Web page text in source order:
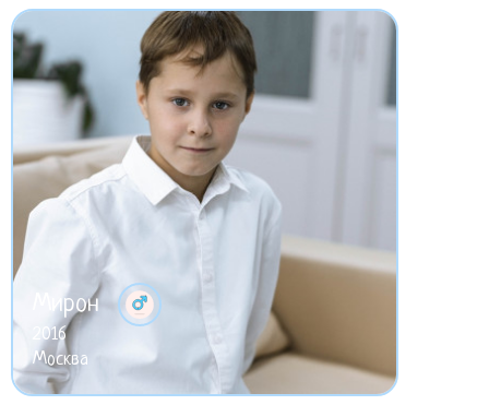
Мирон
2016
Москва